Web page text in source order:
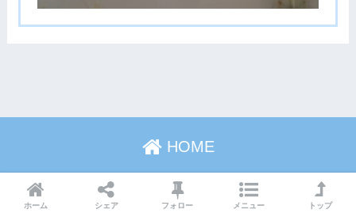
HOME
プライバシーポリシー・免責事項
© 2026 あつラボ All rights reserved.
ホーム シェア フォロー メニュー トップ